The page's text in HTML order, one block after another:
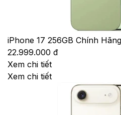
iPhone 17 256GB Chính Hãng
22.999.000 đ
Xem chi tiết
Xem chi tiết